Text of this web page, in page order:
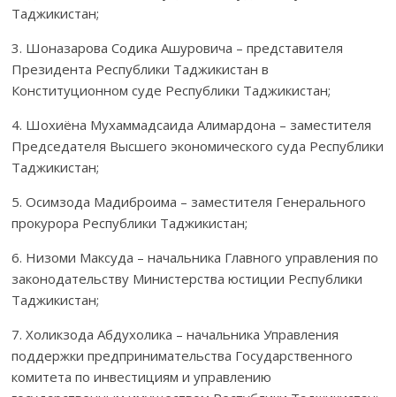
Таджикистан;
3. Шоназарова Содика Ашуровича – представителя
Президента Республики Таджикистан в
Конституционном суде Республики Таджи­кистан;
4. Шохиёна Мухаммадсаида Алимардона – заместителя
Предсе­дателя Высшего экономического суда Республики
Таджикистан;
5. Осимзода Мадиброима – заместителя Генерального
прокурора Республики Таджикистан;
6. Низоми Максуда – начальника Главного управления по
законода­тельству Министерства юстиции Республики
Таджикистан;
7. Холикзода Абдухолика – начальника Управления
поддержки пред­­при­нимательства Государственного
комитета по инвестициям и управ­лению